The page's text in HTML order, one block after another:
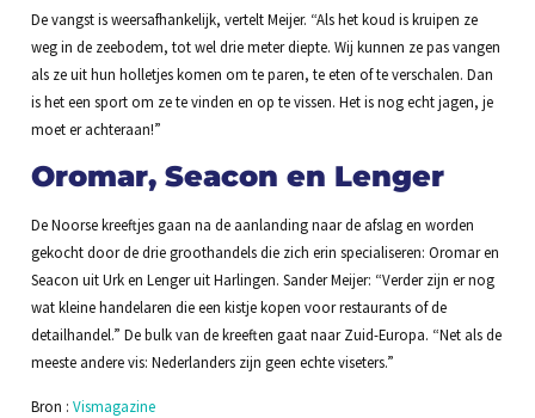
De vangst is weersafhankelijk, vertelt Meijer. “Als het koud is kruipen ze
weg in de zeebodem, tot wel drie meter diepte. Wij kunnen ze pas vangen
als ze uit hun holletjes komen om te paren, te eten of te verschalen. Dan
is het een sport om ze te vinden en op te vissen. Het is nog echt jagen, je
moet er achteraan!”
Oromar, Seacon en Lenger
De Noorse kreeftjes gaan na de aanlanding naar de afslag en worden
gekocht door de drie groothandels die zich erin specialiseren: Oromar en
Seacon uit Urk en Lenger uit Harlingen. Sander Meijer: “Verder zijn er nog
wat kleine handelaren die een kistje kopen voor restaurants of de
detailhandel.” De bulk van de kreeften gaat naar Zuid-Europa. “Net als de
meeste andere vis: Nederlanders zijn geen echte viseters.”
Bron : Vismagazine